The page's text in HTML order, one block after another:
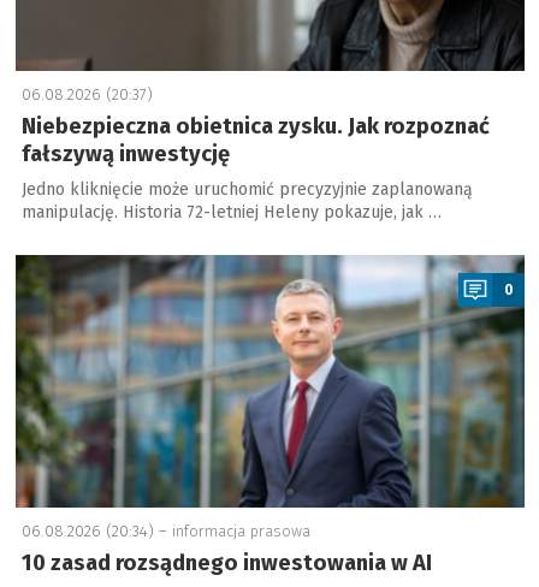
06.08.2026 (20:37)
Niebezpieczna obietnica zysku. Jak rozpoznać
fałszywą inwestycję
Jedno kliknięcie może uruchomić precyzyjnie zaplanowaną
manipulację. Historia 72-letniej Heleny pokazuje, jak …
a
0
06.08.2026 (20:34) – informacja prasowa
10 zasad rozsądnego inwestowania w AI